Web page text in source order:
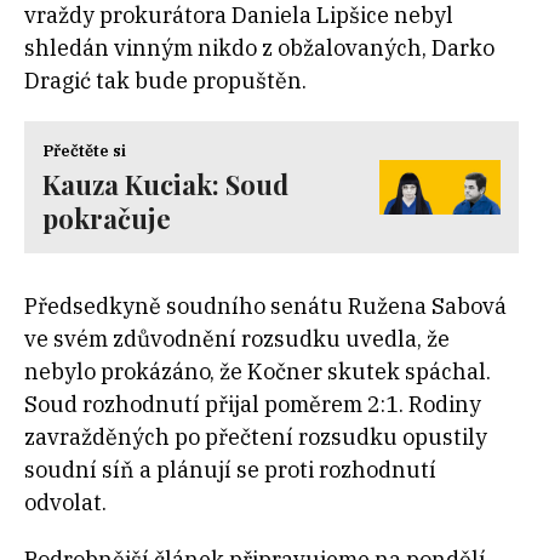
vraždy prokurátora Daniela Lipšice nebyl
shledán vinným nikdo z obžalovaných, Darko
Dragić tak bude propuštěn.
Přečtěte si
Kauza Kuciak: Soud
pokračuje
Předsedkyně soudního senátu Ružena Sabová
ve svém zdůvodnění rozsudku uvedla, že
nebylo prokázáno, že Kočner skutek spáchal.
Soud rozhodnutí přijal poměrem 2:1. Rodiny
zavražděných po přečtení rozsudku opustily
soudní síň a plánují se proti rozhodnutí
odvolat.